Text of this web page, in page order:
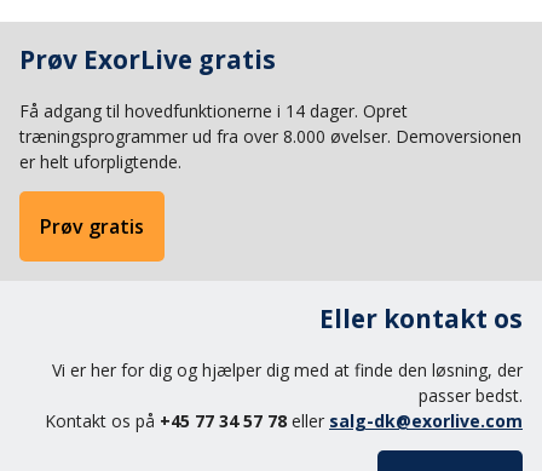
Prøv ExorLive gratis
Få adgang til hovedfunktionerne i 14 dager. Opret
træningsprogrammer ud fra over 8.000 øvelser. Demoversionen
er helt uforpligtende.
Prøv gratis
Eller kontakt os
Vi er her for dig og hjælper dig med at finde den løsning, der
passer bedst.
Kontakt os på +45 77 34 57 78 eller salg-dk@exorlive.com